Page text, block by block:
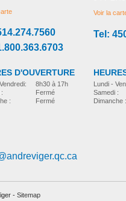
accessoires-pour-fauteuil-roulant
D'OUVERTURE
:
8h30 à 17h
Fermé
Fermé
Voir la
Tel:
Lundi -
Samedi :
Dimanche :
- Sitemap